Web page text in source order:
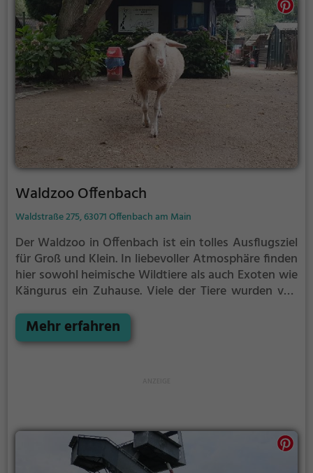
Waldzoo Offenbach
Waldstraße 275, 63071 Offenbach am Main
Der Waldzoo in Offenbach ist ein tolles Ausflugsziel
für Groß und Klein. In liebevoller Atmosphäre finden
hier sowohl heimische Wildtiere als auch Exoten wie
Kängurus ein Zuhause. Viele der Tiere wurden von
bevor sie im Waldzoo Offenbach mühsam wieder
aufgepäppelt werden.
Mehr erfahren